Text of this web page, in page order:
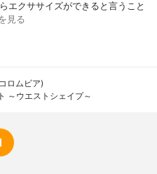
エクササイズができると言うこと
見る
ロムビア)
～ウエストシェイプ～